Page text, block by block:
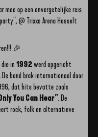
mee op een onvergetelijke reis
@ Trixxo Arena Hasselt
🎉
die in1992werd opgericht
De band brak internationaal door
dat hits bevatte zoals
You Can Hear". De
rock, folk en alternatieve